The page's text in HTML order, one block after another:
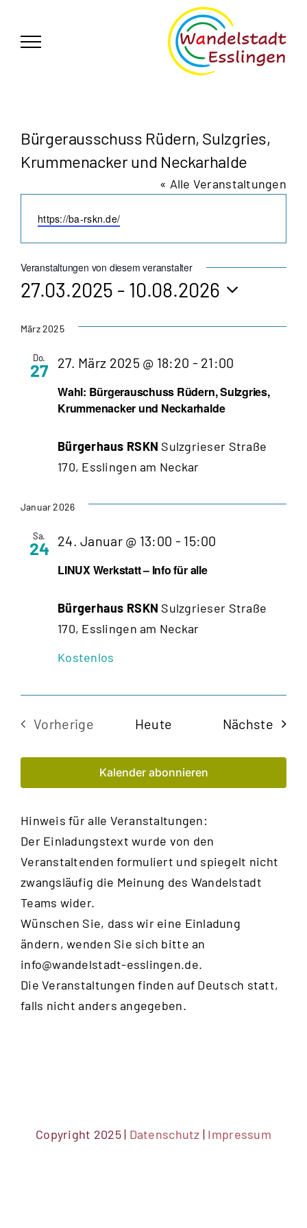
springen
Bürgerausschuss Rüdern, Sulzgries,
Krummenacker und Neckarhalde
« Alle Veranstaltungen
Webseite
https://ba-rskn.de/
Veranstaltungen von diesem veranstalter
27.03.2025 - 10.08.2026
wählen.
März 2025
Do.
27
Wahl: Bürgerauschuss Rüdern, Sulzgries,
Krummenacker und Neckarhalde
27. März 2025 @ 18:20 - 21:00
Bürgerhaus RSKN Sulzgrieser Straße
170, Esslingen am Neckar
Januar 2026
Sa.
24
LINUX Werkstatt – Info für alle
24. Januar @ 13:00 - 15:00
Bürgerhaus RSKN Sulzgrieser Straße
170, Esslingen am Neckar
Kostenlos
Vorherige
Heute Nächste
Kalender abonnieren
Hinweis für alle Veranstaltungen:
Der Einladungstext wurde von den
Veranstaltenden formuliert und spiegelt nicht
zwangsläufig die Meinung des Wandelstadt
Teams wider.
Wünschen Sie, dass wir eine Einladung
ändern, wenden Sie sich bitte an
info@wandelstadt-esslingen.de.
Die Veranstaltungen finden auf Deutsch statt,
falls nicht anders angegeben.
Copyright 2025 | Datenschutz | Impressum